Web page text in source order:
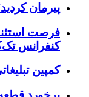
پیرمان
کنفرانس
کمپین